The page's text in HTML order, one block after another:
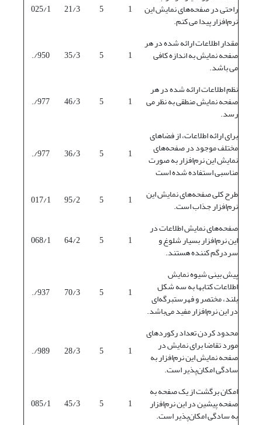
راحتی در صفحه‌های نمایش این
نرم‌افزار پیدا می کنم.
1
5
21/3
025/1
مقدار اطلاعات ارائه شده در هر
صفحه نمایش به اندازه کافی
می باشد.
1
5
35/3
950/.
نظم اطلاعات ارائه شده در هر
صفحه نمایش منطقی به نظر می
رسد.
1
5
46/3
977/.
برای ارائه اطلاعات، از فضاهای
مختلف موجود در صفحه‌های
نمایش این نرم‌افزار به صورت
مناسبی استفاده شده است
1
5
36/3
977/.
طرح کلی صفحه‌های نمایش این
نرم‌افزار جذاب است. 1
5
95/2
017/1
صفحه‌های نمایش اطلاعات در
این نرم‌افزار بسیار شلوغ و
سردرگم کننده هستند.
1
5
64/2
068/1
پیش بینی شیوه نمایش
اطلاعات کتابها به سه شکل
بلند، مختصر و فهرستبرگه‌ای
در این نرم‌افزار مفید می‌باشد.
1
5
70/3
937/.
محدود کردن تعداد رکوردهای
مورد تقاضا برای نمایش در
صفحه نمایش این نرم‌افزار به
سادگی امکان‌پذیر است.
1
5
28/3
989/.
امکان برگشت از یک صفحه به
صفحه پیشین در این نرم‌افزار
به سادگی امکان‌پذیر است.
1
5
45/3
085/1